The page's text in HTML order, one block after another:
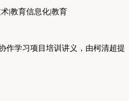
作学习项目培训讲义，由柯清超提